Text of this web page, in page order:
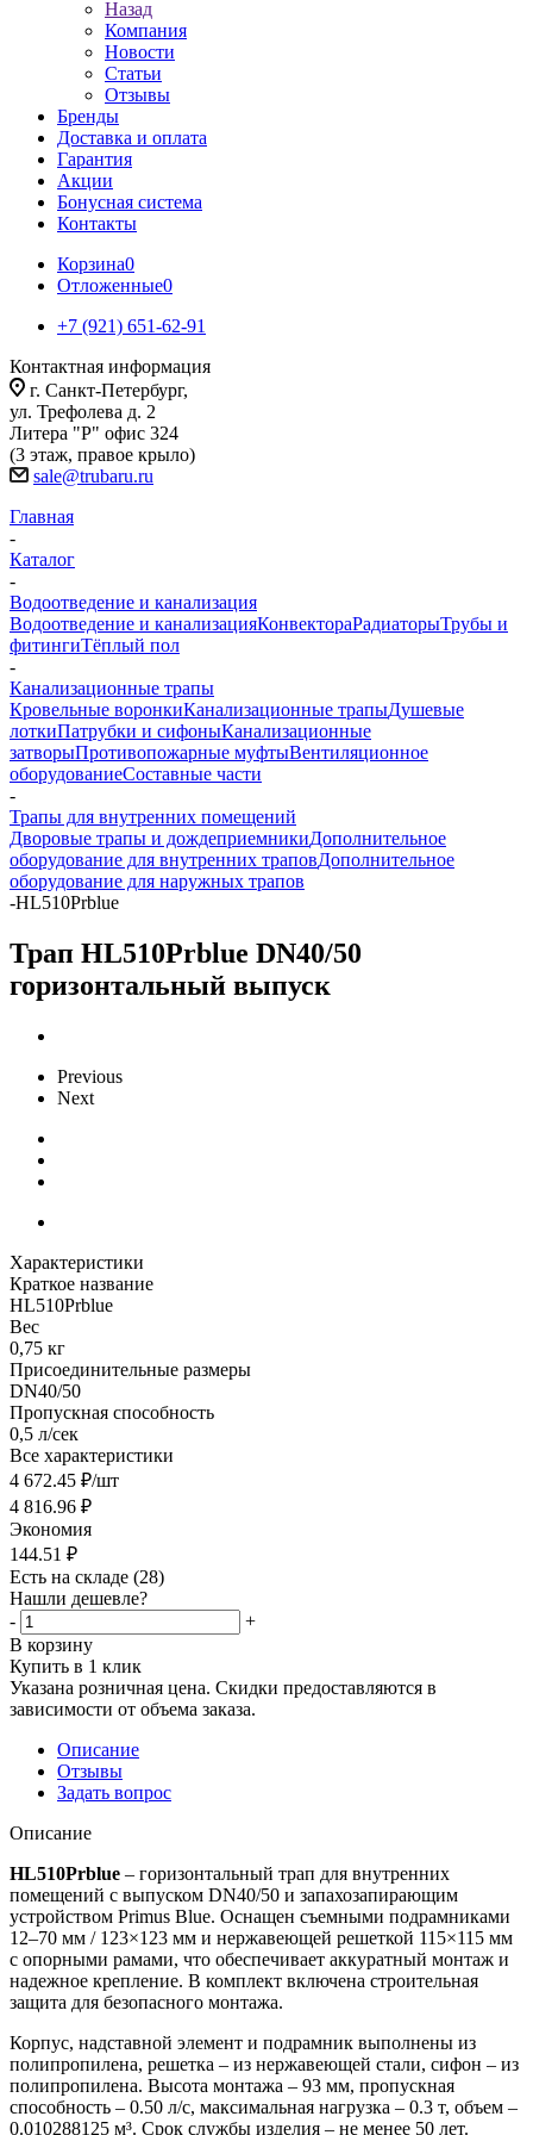
Назад
Компания
Новости
Статьи
Отзывы
Бренды
Доставка и оплата
Гарантия
Акции
Бонусная система
Контакты
Корзина0
Отложенные0
+7 (921) 651-62-91
Контактная информация
г. Санкт-Петербург,
ул. Трефолева д. 2
Литера "Р" офис 324
(3 этаж, правое крыло)
sale@trubaru.ru
Главная
-
Каталог
-
Водоотведение и канализация
Водоотведение и канализацияКонвектораРадиаторыТрубы и
фитингиТёплый пол
-
Канализационные трапы
Кровельные воронкиКанализационные трапыДушевые
лоткиПатрубки и сифоныКанализационные
затворыПротивопожарные муфтыВентиляционное
оборудованиеСоставные части
-
Трапы для внутренних помещений
Дворовые трапы и дождеприемникиДополнительное
оборудование для внутренних траповДополнительное
оборудование для наружных трапов
-HL510Prblue
Трап HL510Prblue DN40/50
горизонтальный выпуск
Previous
Next
Характеристики
Краткое название
HL510Prblue
Вес
0,75 кг
Присоединительные размеры
DN40/50
Пропускная способность
0,5 л/сек
Все характеристики
4 672.45 ₽/шт
4 816.96 ₽
Экономия
144.51 ₽
Есть на складе (28)
Нашли дешевле?
-
+
В корзину
Купить в 1 клик
Указана розничная цена. Скидки предоставляются в
зависимости от объема заказа.
Описание
Отзывы
Задать вопрос
Описание
HL510Prblue – горизонтальный трап для внутренних
помещений с выпуском DN40/50 и запахозапирающим
устройством Primus Blue. Оснащен съемными подрамниками
12–70 мм / 123×123 мм и нержавеющей решеткой 115×115 мм
с опорными рамами, что обеспечивает аккуратный монтаж и
надежное крепление. В комплект включена строительная
защита для безопасного монтажа.
Корпус, надставной элемент и подрамник выполнены из
полипропилена, решетка – из нержавеющей стали, сифон – из
полипропилена. Высота монтажа – 93 мм, пропускная
способность – 0.50 л/с, максимальная нагрузка – 0.3 т, объем –
0.010288125 м³. Срок службы изделия – не менее 50 лет.